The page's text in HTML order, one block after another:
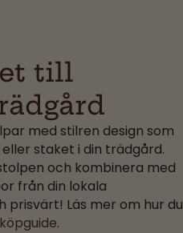
till
med stilren design som
staket i din trädgård.
och kombinera med
från din lokala
prisvärt! Läs mer om hur du
köpguide.